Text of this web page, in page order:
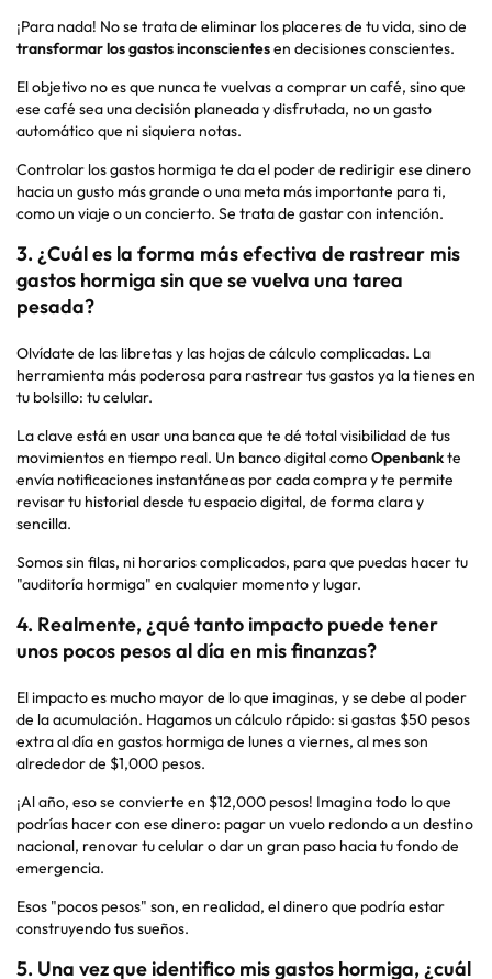
¡Para nada! No se trata de eliminar los placeres de tu vida, sino de
transformar los gastos inconscientesen decisiones conscientes.
El objetivo no es que nunca te vuelvas a comprar un café, sino que
ese café sea una decisión planeada y disfrutada, no un gasto
automático que ni siquiera notas.
Controlar los gastos hormiga te da el poder de redirigir ese dinero
hacia un gusto más grande o una meta más importante para ti,
como un viaje o un concierto. Se trata de gastar con intención.
3. ¿Cuál es la forma más efectiva de rastrear mis
gastos hormiga sin que se vuelva una tarea
pesada?
Olvídate de las libretas y las hojas de cálculo complicadas. La
herramienta más poderosa para rastrear tus gastos ya la tienes en
tu bolsillo: tu celular.
La clave está en usar una banca que te dé total visibilidad de tus
movimientos en tiempo real. Un banco digital comoOpenbankte
envía notificaciones instantáneas por cada compra y te permite
revisar tu historial desde tu espacio digital, de forma clara y
sencilla.
Somos sin filas, ni horarios complicados, para que puedas hacer tu
"auditoría hormiga" en cualquier momento y lugar.
4. Realmente, ¿qué tanto impacto puede tener
unos pocos pesos al día en mis finanzas?
El impacto es mucho mayor de lo que imaginas, y se debe al poder
de la acumulación. Hagamos un cálculo rápido: si gastas $50 pesos
extra al día en gastos hormiga de lunes a viernes, al mes son
alrededor de $1,000 pesos.
¡Al año, eso se convierte en $12,000 pesos! Imagina todo lo que
podrías hacer con ese dinero: pagar un vuelo redondo a un destino
nacional, renovar tu celular o dar un gran paso hacia tu fondo de
emergencia.
Esos "pocos pesos" son, en realidad, el dinero que podría estar
construyendo tus sueños.
5. Una vez que identifico mis gastos hormiga, ¿cuál